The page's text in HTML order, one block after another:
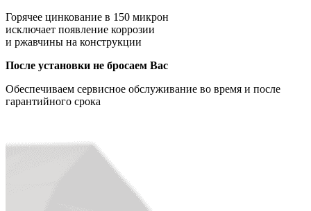
Горячее цинкование в 150 микрон
исключает появление коррозии
и ржавчины на конструкции
После установки не бросаем Вас
Обеспечиваем сервисное обслуживание во время и после
гарантийного срока